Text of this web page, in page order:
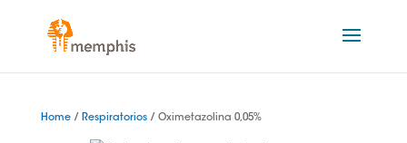
Home/ Respiratorios/ Oximetazolina 0,05%